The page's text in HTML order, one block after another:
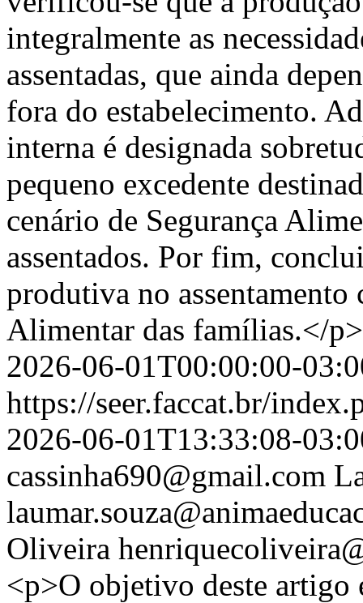
integralmente as
assentadas, que ainda
fora do estabelecimento.
interna é designada
pequeno excedente
cenário de Segurança
assentados. Por fim,
produtiva no
Alimentar das famílias.</p>
2026-06-01T00:00:00-
https://seer.faccat.br/
2026-06-01T13:33:08-
cassinha690@gmail.com
Oliveira
<p>O objetivo deste artigo